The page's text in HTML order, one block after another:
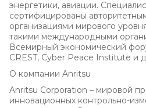
энергетики, авиации.
сертифицированы
организациями мирового
такими международными
Всемирный экономический
CREST, Cyber Peace Institute и
О компании Anritsu
Anritsu Corporation – мировой
инновационных контрольно-